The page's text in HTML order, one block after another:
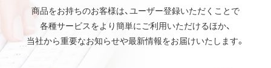
商品をお持ちのお客様は、ユーザー登録いただくことで
各種サービスをより簡単にご利用いただけるほか、
当社から重要なお知らせや最新情報をお届けいたします。